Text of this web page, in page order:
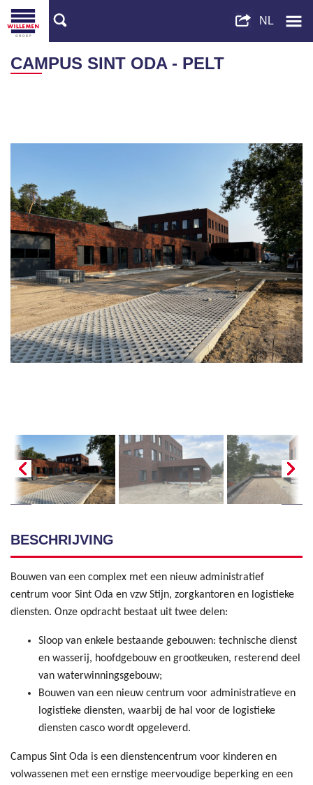
CAMPUS SINT ODA - PELT
BESCHRIJVING
Bouwen van een complex met een nieuw administratief
centrum voor Sint Oda en vzw Stijn, zorgkantoren en logistieke
diensten. Onze opdracht bestaat uit twee delen:
Sloop van enkele bestaande gebouwen: technische dienst
en wasserij, hoofdgebouw en grootkeuken, resterend deel
van waterwinningsgebouw;
Bouwen van een nieuw centrum voor administratieve en
logistieke diensten, waarbij de hal voor de logistieke
diensten casco wordt opgeleverd.
Campus Sint Oda is een dienstencentrum voor kinderen en
volwassenen met een ernstige meervoudige beperking en een